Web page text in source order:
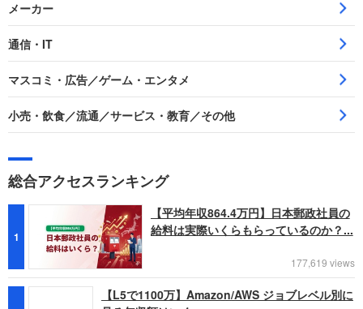
メーカー
通信・IT
マスコミ・広告／ゲーム・エンタメ
小売・飲食／流通／サービス・教育／その他
総合アクセスランキング
1
【平均年収864.4万円】日本郵政社員の
給料は実際いくらもらっているのか？...
177,619 views
【L5で1100万】Amazon/AWS ジョブレベル別に